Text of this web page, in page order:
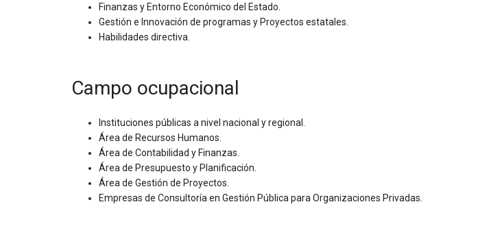
Finanzas y Entorno Económico del Estado.
Gestión e Innovación de programas y Proyectos estatales.
Habilidades directiva.
Campo ocupacional
Instituciones públicas a nivel nacional y regional.
Área de Recursos Humanos.
Área de Contabilidad y Finanzas.
Área de Presupuesto y Planificación.
Área de Gestión de Proyectos.
Empresas de Consultoría en Gestión Pública para Organizaciones Privadas.